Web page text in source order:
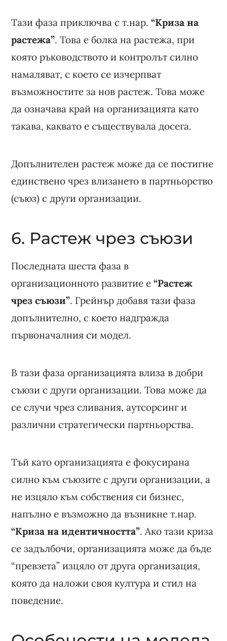
Тази фаза приключва с т.нар.“Криза на
растежа”. Това е болка на растежа, при
която ръководството и контролът силно
намаляват, с което се изчерпват
възможностите за нов растеж. Това може
да означава край на организацията като
такава, каквато е съществувала досега.
Допълнителен растеж може да се постигне
единствено чрез влизането в партньорство
(съюз) с други организации.
6. Растеж чрез съюзи
Последната шеста фаза в
организационното развитие е“Растеж
чрез съюзи”. Грейнър добавя тази фаза
допълнително, с което надгражда
първоначалния си модел.
В тази фаза организацията влиза в добри
съюзи с други организации. Това може да
се случи чрез сливания, аутсорсинг и
различни стратегически партньорства.
Тъй като организацията е фокусирана
силно към съюзите с други организации, а
не изцяло към собствения си бизнес,
напълно е възможно да възникне т.нар.
“Криза на идентичността”. Ако тази криза
се задълбочи, организацията може да бъде
“превзета” изцяло от друга организация,
която да наложи своя култура и стил на
поведение.